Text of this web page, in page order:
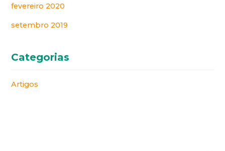
fevereiro 2020
setembro 2019
Categorias
Artigos